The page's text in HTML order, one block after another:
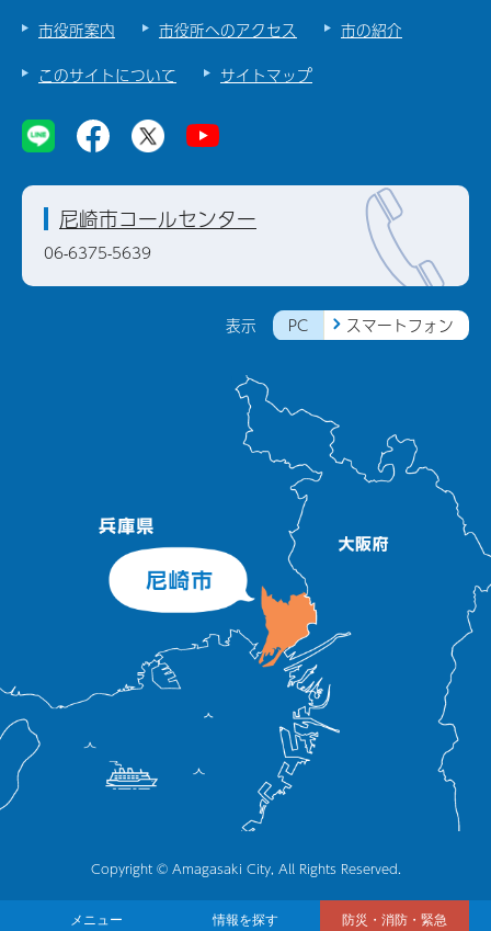
メニュー 情報を探す 防災・消防・緊急
市役所案内 市役所へのアクセス
市の紹介
このサイトについて
サイトマップ
表示 PC スマートフォン
尼崎市コールセンター
06-6375-5639
Copyright © Amagasaki City, All Rights Reserved.